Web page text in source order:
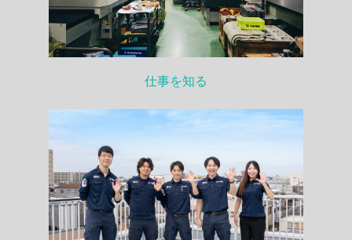
仕事を知る